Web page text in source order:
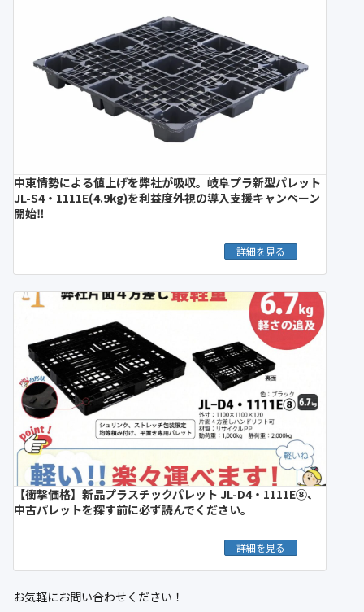
中東情勢による値上げを弊社が吸収。岐阜プラ新型パレット
JL-S4・1111E(4.9kg)を利益度外視の導入支援キャンペーン
開始‼︎
詳細を見る
【衝撃価格】新品プラスチックパレット JL-D4・1111E⑧、
中古パレットを探す前に必ず読んでください。
詳細を見る
お気軽にお問い合わせください！